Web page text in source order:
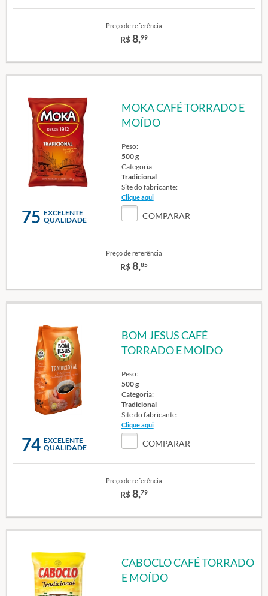
Preço de referência
R$8,99
75 EXCELENTE
QUALIDADE
MOKA CAFÉ TORRADO E
MOÍDO
Peso:
500 g
Categoria:
Tradicional
Site do fabricante:
Clique aqui
COMPARAR
Preço de referência
R$8,85
74 EXCELENTE
QUALIDADE
BOM JESUS CAFÉ
TORRADO E MOÍDO
Peso:
500 g
Categoria:
Tradicional
Site do fabricante:
Clique aqui
COMPARAR
Preço de referência
R$8,79
CABOCLO CAFÉ TORRADO
E MOÍDO